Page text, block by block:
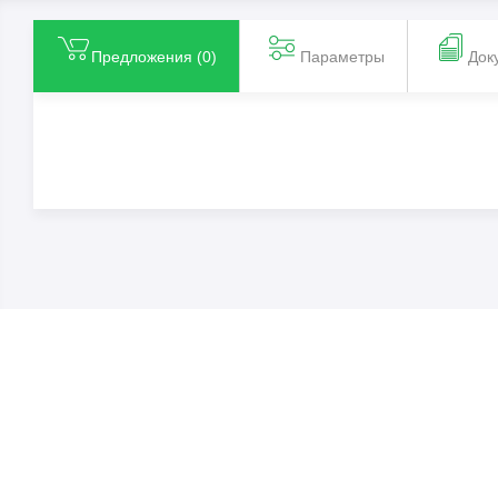
Предложения (0) Параметры